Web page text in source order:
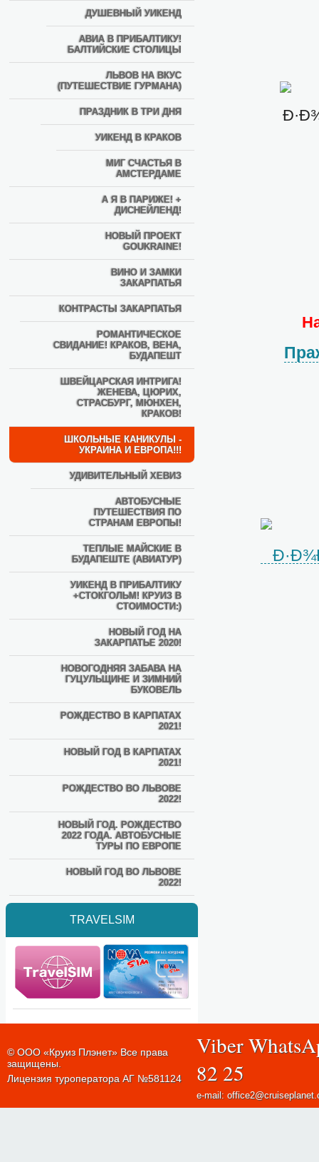
ДУШЕВНЫЙ УИКЕНД
АВИА В ПРИБАЛТИКУ!
БАЛТИЙСКИЕ СТОЛИЦЫ
ЛЬВОВ НА ВКУС
(ПУТЕШЕСТВИЕ ГУРМАНА)
ПРАЗДНИК В ТРИ ДНЯ
УИКЕНД В КРАКОВ
МИГ СЧАСТЬЯ В
АМСТЕРДАМЕ
А Я В ПАРИЖЕ! +
ДИСНЕЙЛЕНД!
НОВЫЙ ПРОЕКТ
GOUKRAINE!
ВИНО И ЗАМКИ
ЗАКАРПАТЬЯ
КОНТРАСТЫ ЗАКАРПАТЬЯ
РОМАНТИЧЕСКОЕ
СВИДАНИЕ! КРАКОВ, ВЕНА,
БУДАПЕШТ
ШВЕЙЦАРСКАЯ ИНТРИГА!
ЖЕНЕВА, ЦЮРИХ,
СТРАСБУРГ, МЮНХЕН,
КРАКОВ!
ШКОЛЬНЫЕ КАНИКУЛЫ -
УКРАИНА И ЕВРОПА!!!
УДИВИТЕЛЬНЫЙ ХЕВИЗ
АВТОБУСНЫЕ
ПУТЕШЕСТВИЯ ПО
СТРАНАМ ЕВРОПЫ!
ТЕПЛЫЕ МАЙСКИЕ В
БУДАПЕШТЕ (АВИАТУР)
УИКЕНД В ПРИБАЛТИКУ
+СТОКГОЛЬМ! КРУИЗ В
СТОИМОСТИ:)
НОВЫЙ ГОД НА
ЗАКАРПАТЬЕ 2020!
НОВОГОДНЯЯ ЗАБАВА НА
ГУЦУЛЬЩИНЕ И ЗИМНИЙ
БУКОВЕЛЬ
РОЖДЕСТВО В КАРПАТАХ
2021!
НОВЫЙ ГОД В КАРПАТАХ
2021!
РОЖДЕСТВО ВО ЛЬВОВЕ
2022!
НОВЫЙ ГОД. РОЖДЕСТВО
2022 ГОДА. АВТОБУСНЫЕ
ТУРЫ ПО ЕВРОПЕ
НОВЫЙ ГОД ВО ЛЬВОВЕ
2022!
TRAVELSIM
© ООО «Круиз Плэнет» Все права
защищены.
Лицензия туроператора АГ №581124
Viber
82 25
e-mail: